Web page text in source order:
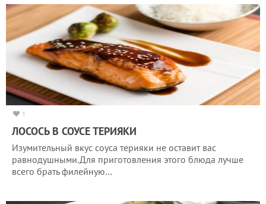
1
ЛОСОСЬ В СОУСЕ ТЕРИЯКИ
Изумительный вкус соуса терияки не оставит вас
равнодушными.Для приготовления этого блюда лучше
всего брать филейную…